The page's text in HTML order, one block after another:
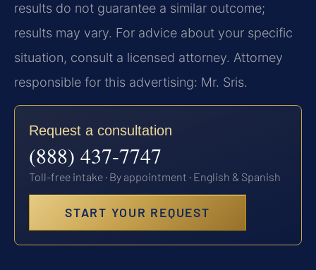
results do not guarantee a similar outcome;
results may vary. For advice about your specific
situation, consult a licensed attorney. Attorney
responsible for this advertising: Mr. Sris.
Request a consultation
(888) 437-7747
Toll-free intake · By appointment · English & Spanish
START YOUR REQUEST